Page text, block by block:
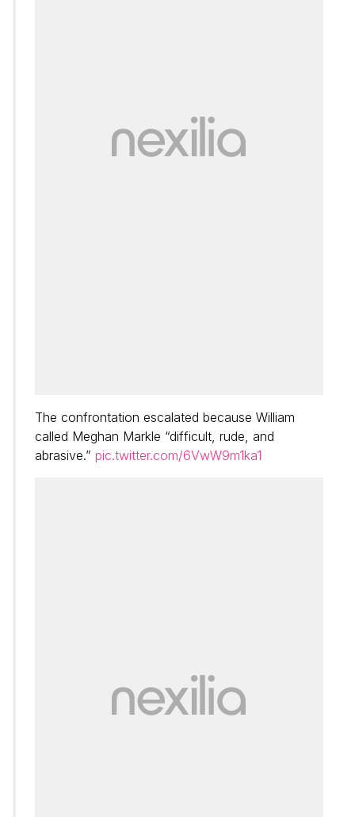
The confrontation escalated because William
called Meghan Markle “difficult, rude, and
abrasive.” pic.twitter.com/6VwW9m1ka1